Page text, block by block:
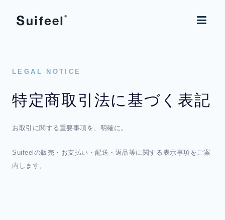
LEGAL NOTICE
特定商取引法に基づく表記
お取引に関する重要事項を、明確に。
Suifeelの販売・お支払い・配送・返品等に関する表示事項をご案
内します。